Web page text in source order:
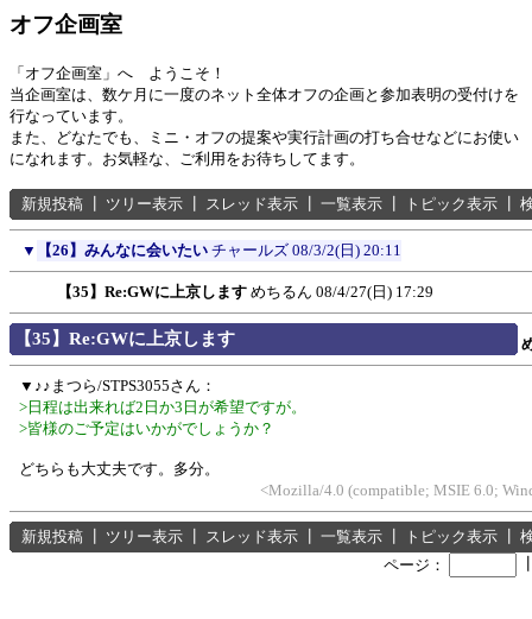
オフ企画室
「オフ企画室」へ ようこそ！
当企画室は、数ケ月に一度のネット全体オフの企画と参加表明の受付けを
行なっています。
また、どなたでも、ミニ・オフの提案や実行計画の打ち合せなどにお使い
になれます。お気軽な、ご利用をお待ちしてます。
新規投稿 ツリー表示 スレッド表示 一覧表示 トピック表示
▼ 【26】みんなに会いたい チャールズ 08/3/2(日) 20:11
【35】Re:GWに上京します めちるん 08/4/27(日) 17:29
【35】Re:GWに上京します
▼♪♪まつら/STPS3055さん：
>日程は出来れば2日か3日が希望ですが。
>皆様のご予定はいかがでしょうか？
どちらも大丈夫です。多分。
<Mozilla/4.0 (compatible; MSIE 6.0;
新規投稿 ツリー表示 スレッド表示 一覧表示 トピック表示
ページ：